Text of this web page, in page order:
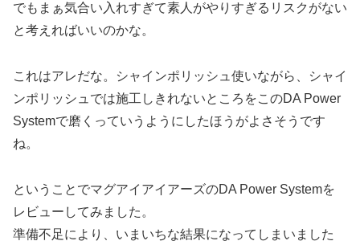
でもまぁ気合い入れすぎて素人がやりすぎるリスクがない
と考えればいいのかな。
これはアレだな。シャインポリッシュ使いながら、シャイ
ンポリッシュでは施工しきれないところをこのDA Power
Systemで磨くっていうようにしたほうがよさそうです
ね。
ということでマグアイアイアーズのDA Power Systemを
レビューしてみました。
準備不足により、いまいちな結果になってしまいました